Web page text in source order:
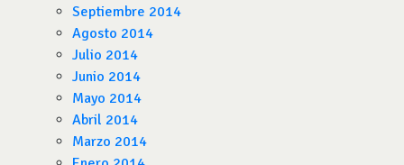
Septiembre 2014
Agosto 2014
Julio 2014
Junio 2014
Mayo 2014
Abril 2014
Marzo 2014